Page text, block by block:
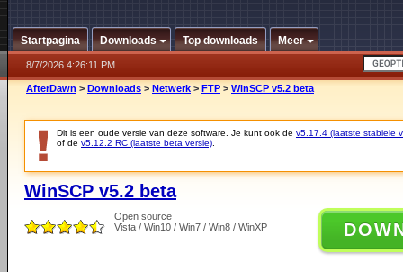
Startpagina Downloads Top downloads Meer
8/7/2026 4:26:11 PM
AfterDawn > Downloads > Netwerk > FTP > WinSCP v5.2 beta
Dit is een oude versie van deze software. Je kunt ook de v5.17.4 (laatste stabiele
of de v5.12.2 RC (laatste beta versie)
WinSCP v5.2 beta
Open source
Vista / Win10 / Win7 / Win8 / WinXP